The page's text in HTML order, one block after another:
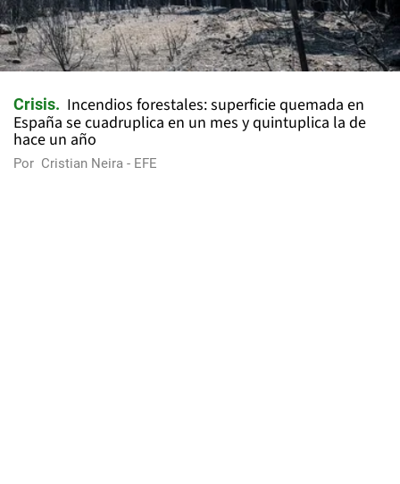
Crisis
Incendios forestales: superficie quemada en
España se cuadruplica en un mes y quintuplica la de
hace un año
Por Cristian Neira - EFE